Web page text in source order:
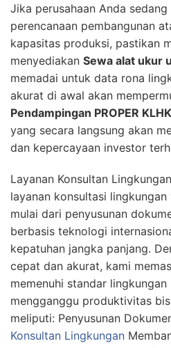
Jika perusahaan Anda
perencanaan pembangunan
kapasitas produksi, pastikan
menyediakan Sewa alat ukur
memadai untuk data rona
akurat di awal akan
Pendampingan PROPER KLHK
yang secara langsung akan
dan kepercayaan investor
Layanan Konsultan
layanan konsultasi
mulai dari penyusunan
berbasis teknologi
kepatuhan jangka panjang.
cepat dan akurat, kami
memenuhi standar
mengganggu produktivitas
meliputi: Penyusunan
Konsultan Lingkungan